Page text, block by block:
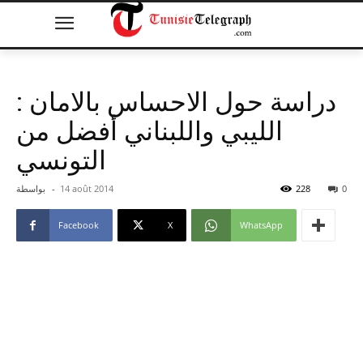
دراسة حول الاحساس بالامان :
الليبي واللبناني أفضل من
التونسي
بواسطة - 14 août 2014 0
228
Facebook X WhatsApp